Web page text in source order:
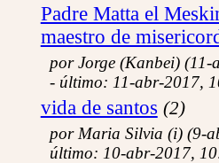
Biblia
Navegador bíblico
Sinopsis evangélica
Vocabulario de
Los Salmos
Sillón bíblico
Personajes de la Biblia
Geografía de los
Oración
Padre Matta el
maestro de
por Jorge (Kanbei) (11-
- último: 11-abr-2017,
vida de santos (2)
por Maria Silvia (i) (9-
último: 10-abr-2017,